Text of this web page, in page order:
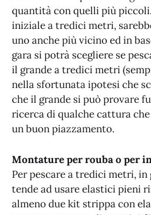
quantità con quelli più
iniziale a tredici metri,
uno anche più vicino ed in
gara si potrà scegliere se
il grande a tredici metri
nella sfortunata ipotesi che
che il grande si può provare
ricerca di qualche cattura
un buon piazzamento.
Montature per rouba o per
Per pescare a tredici metri, in
tende ad usare elastici pieni
almeno due kit strippa con